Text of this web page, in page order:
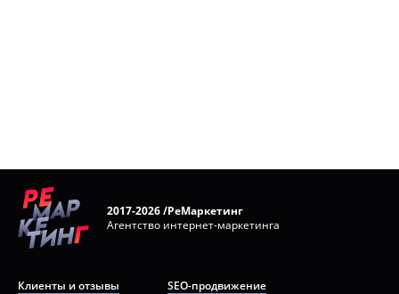
2017-2026 /РеМаркетинг
Агентство интернет-маркетинга
Клиенты и отзывы
SEO-продвижение